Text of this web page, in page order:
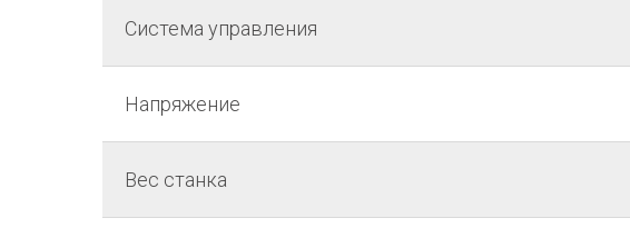
Система управления
Напряжение
Вес станка